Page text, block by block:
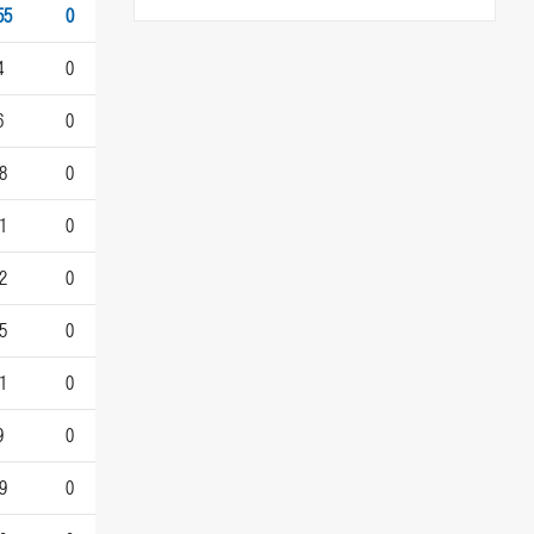
0
0
0
0
0
0
0
0
0
0